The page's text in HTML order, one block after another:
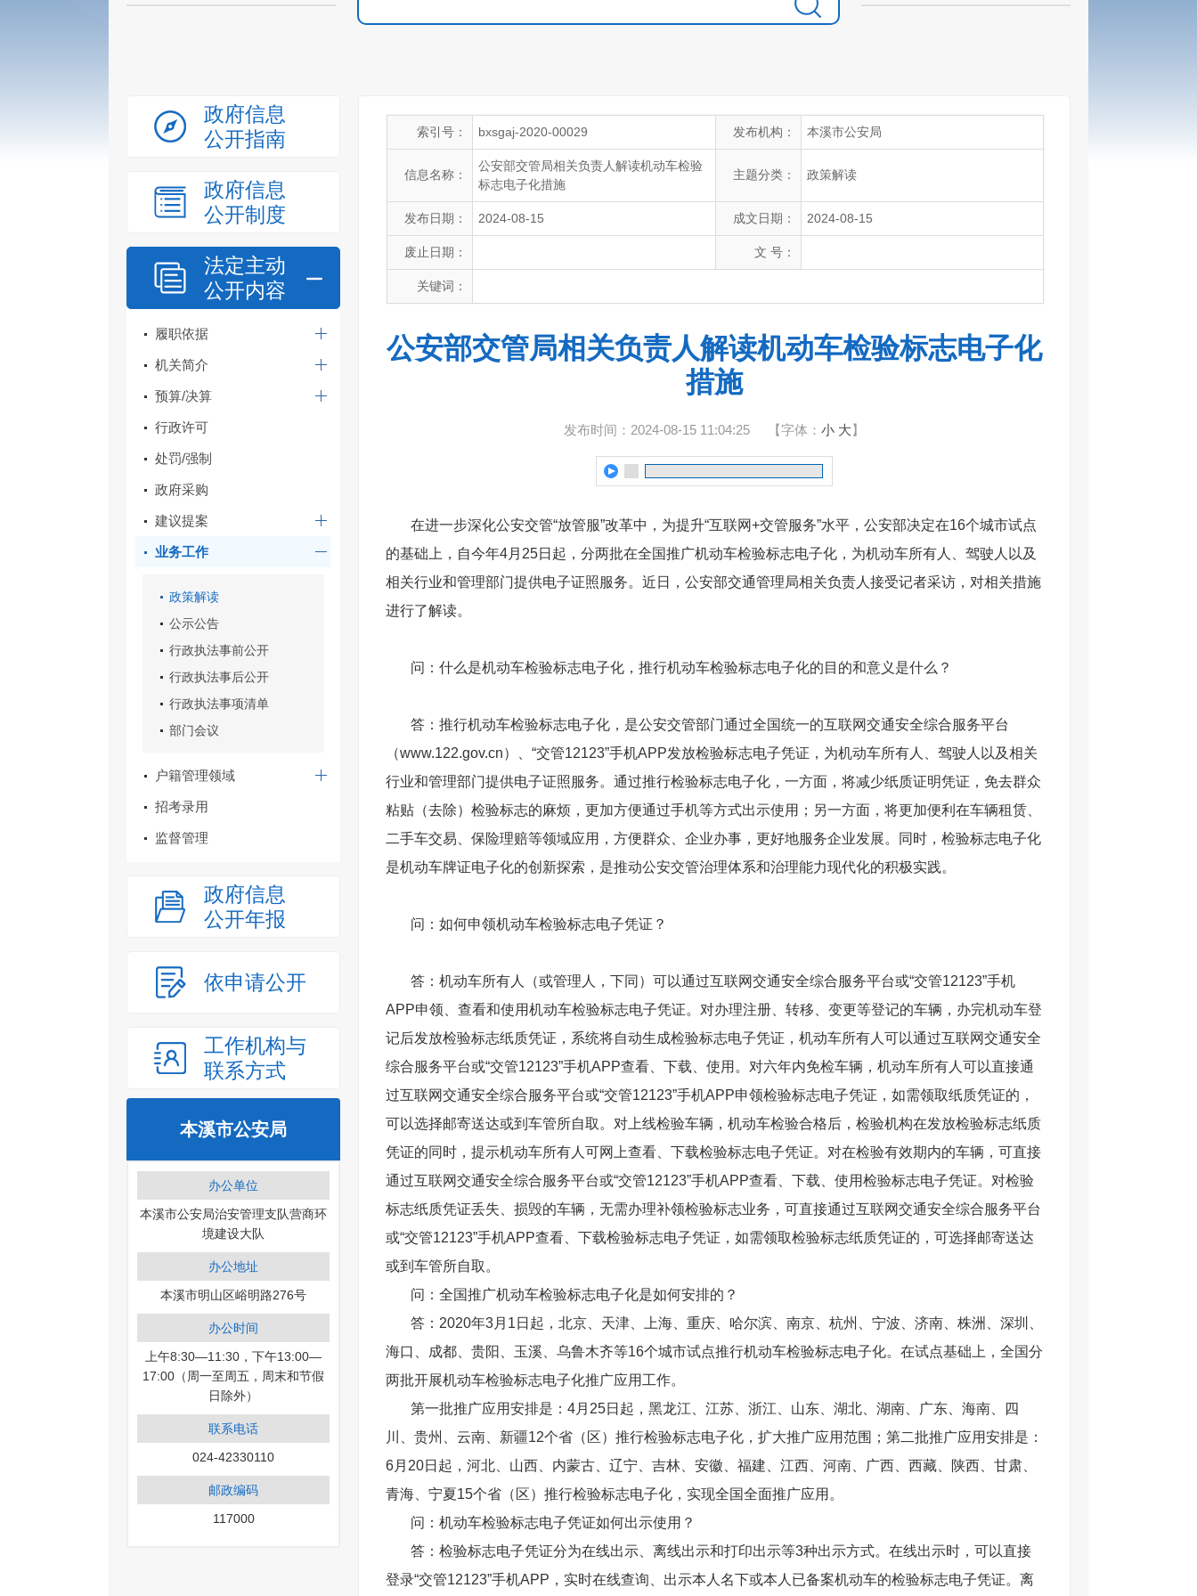
政府信息
公开指南
政府信息
公开制度
法定主动
公开内容
履职依据
机关简介
预算/决算
行政许可
处罚/强制
政府采购
建议提案
业务工作
政策解读
公示公告
行政执法事前公开
行政执法事后公开
行政执法事项清单
部门会议
户籍管理领域
招考录用
监督管理
政府信息
公开年报
依申请公开
工作机构与
联系方式
本溪市公安局
办公单位
本溪市公安局治安管理支队营商环
境建设大队
办公地址
本溪市明山区峪明路276号
办公时间
上午8:30—11:30，下午13:00—
17:00（周一至周五，周末和节假
日除外）
联系电话
024-42330110
邮政编码
117000
索引号： bxsgaj-2020-00029 发布机构： 本溪市公安局
信息名称：
公安部交管局相关负责人解读机动车检验
标志电子化措施
主题分类： 政策解读
发布日期： 2024-08-15 成文日期： 2024-08-15
废止日期： 文 号：
关键词：
公安部交管局相关负责人解读机动车检验标志电子化
措施
发布时间：2024-08-15 11:04:25 【字体： 小 大】
在进一步深化公安交管“放管服”改革中，为提升“互联网+交管服务”水平，公安部决定在16个城市试点
的基础上，自今年4月25日起，分两批在全国推广机动车检验标志电子化，为机动车所有人、驾驶人以及
相关行业和管理部门提供电子证照服务。近日，公安部交通管理局相关负责人接受记者采访，对相关措施
进行了解读。
问：什么是机动车检验标志电子化，推行机动车检验标志电子化的目的和意义是什么？
答：推行机动车检验标志电子化，是公安交管部门通过全国统一的互联网交通安全综合服务平台
（www.122.gov.cn）、“交管12123”手机APP发放检验标志电子凭证，为机动车所有人、驾驶人以及相关
行业和管理部门提供电子证照服务。通过推行检验标志电子化，一方面，将减少纸质证明凭证，免去群众
粘贴（去除）检验标志的麻烦，更加方便通过手机等方式出示使用；另一方面，将更加便利在车辆租赁、
二手车交易、保险理赔等领域应用，方便群众、企业办事，更好地服务企业发展。同时，检验标志电子化
是机动车牌证电子化的创新探索，是推动公安交管治理体系和治理能力现代化的积极实践。
问：如何申领机动车检验标志电子凭证？
答：机动车所有人（或管理人，下同）可以通过互联网交通安全综合服务平台或“交管12123”手机
APP申领、查看和使用机动车检验标志电子凭证。对办理注册、转移、变更等登记的车辆，办完机动车登
记后发放检验标志纸质凭证，系统将自动生成检验标志电子凭证，机动车所有人可以通过互联网交通安全
综合服务平台或“交管12123”手机APP查看、下载、使用。对六年内免检车辆，机动车所有人可以直接通
过互联网交通安全综合服务平台或“交管12123”手机APP申领检验标志电子凭证，如需领取纸质凭证的，
可以选择邮寄送达或到车管所自取。对上线检验车辆，机动车检验合格后，检验机构在发放检验标志纸质
凭证的同时，提示机动车所有人可网上查看、下载检验标志电子凭证。对在检验有效期内的车辆，可直接
通过互联网交通安全综合服务平台或“交管12123”手机APP查看、下载、使用检验标志电子凭证。对检验
标志纸质凭证丢失、损毁的车辆，无需办理补领检验标志业务，可直接通过互联网交通安全综合服务平台
或“交管12123”手机APP查看、下载检验标志电子凭证，如需领取检验标志纸质凭证的，可选择邮寄送达
或到车管所自取。
问：全国推广机动车检验标志电子化是如何安排的？
答：2020年3月1日起，北京、天津、上海、重庆、哈尔滨、南京、杭州、宁波、济南、株洲、深圳、
海口、成都、贵阳、玉溪、乌鲁木齐等16个城市试点推行机动车检验标志电子化。在试点基础上，全国分
两批开展机动车检验标志电子化推广应用工作。
第一批推广应用安排是：4月25日起，黑龙江、江苏、浙江、山东、湖北、湖南、广东、海南、四
川、贵州、云南、新疆12个省（区）推行检验标志电子化，扩大推广应用范围；第二批推广应用安排是：
6月20日起，河北、山西、内蒙古、辽宁、吉林、安徽、福建、江西、河南、广西、西藏、陕西、甘肃、
青海、宁夏15个省（区）推行检验标志电子化，实现全国全面推广应用。
问：机动车检验标志电子凭证如何出示使用？
答：检验标志电子凭证分为在线出示、离线出示和打印出示等3种出示方式。在线出示时，可以直接
登录“交管12123”手机APP，实时在线查询、出示本人名下或本人已备案机动车的检验标志电子凭证。离